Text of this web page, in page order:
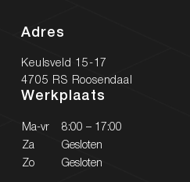
Adres
Keulsveld 15-17
4705 RS Roosendaal
Werkplaats
Ma-vr
8:00 – 17:00
Za
Gesloten
Zo
Gesloten